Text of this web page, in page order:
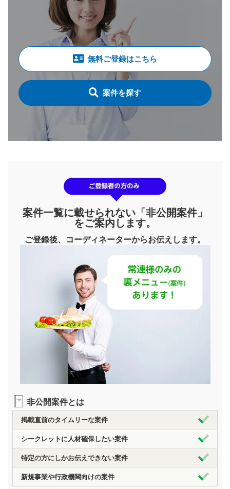
無料ご登録はこちら
案件を探す
案件一覧に載せられない「非公開案件」
をご案内します。
ご登録後、コーディネーターからお伝えします。
非公開案件とは
掲載直前のタイムリーな案件
シークレットに人材確保したい案件
特定の方にしかお伝えできない案件
新規事業や行政機関向けの案件